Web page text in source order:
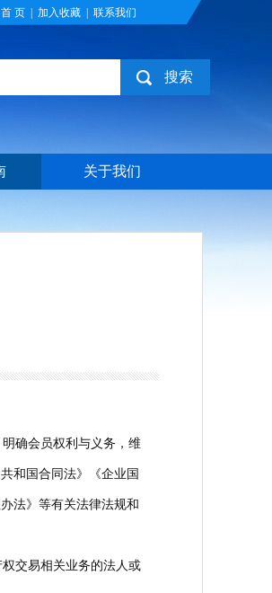
首 页 加入收藏 联系我们
搜索
关于我们
确会员权利与义务，维
和国合同法》《企业国
法》等有关法律法规和
交易相关业务的法人或